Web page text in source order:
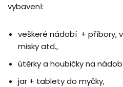
vybavení:
veškeré nádobí + příbory,
misky atd.,
útěrky a houbičky na
jar + tablety do myčky,